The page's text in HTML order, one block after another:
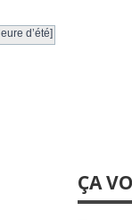
d’été]
ÇA